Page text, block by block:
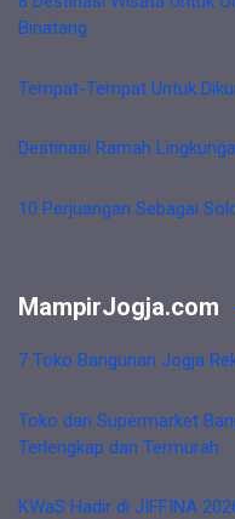
Binatang
Tempat-Tempat Untuk
Destinasi Ramah
10 Perjuangan Sebagai
MampirJogja.com
7 Toko Bangunan Jogja
Toko dan Supermarket
Terlengkap dan Termurah
KWaS Hadir di JIFFINA